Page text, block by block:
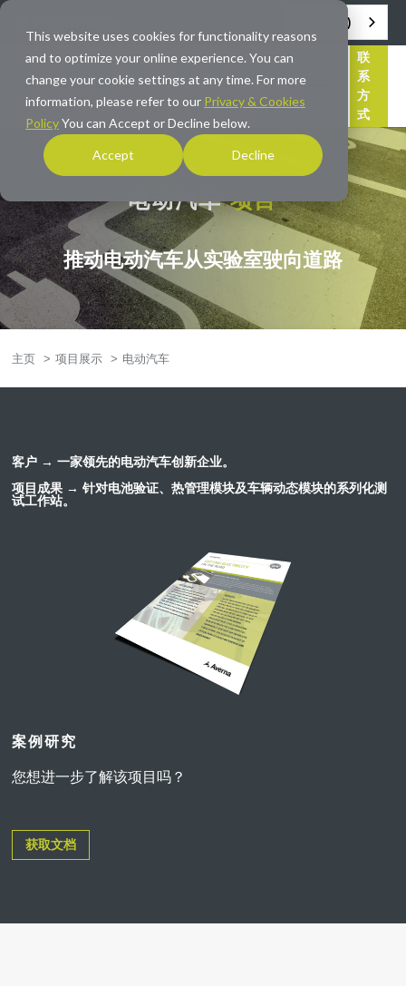
This website uses cookies for functionality reasons
and to optimize your online experience. You can
change your cookie settings at any time. For more
information, please refer to our Privacy & Cookies
PolicyYou can Accept or Decline below.
Accept Decline
中文 (简体)
联
系
方
式
电动汽车项目
推动电动汽车从实验室驶向道路
主页 > 项目展示 > 电动汽车
客户 →一家领先的电动汽车创新企业。
项目成果 →针对电池验证、热管理模块及车辆动态模块的系列化测
试工作站。
案例研究
您想进一步了解该项目吗？
获取文档